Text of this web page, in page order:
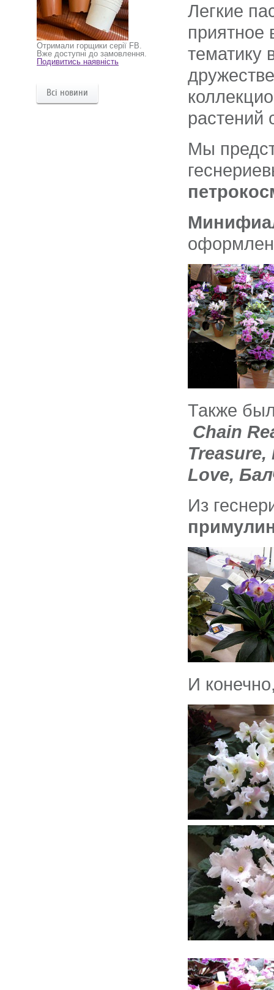
Отримали горщики серії FB.
Вже доступні до замовлення.
Подивитись наявність
Всі новини
Легкие
приятное
тематику
растений
Мы
Также
Chain
Treasure,
Love,
Из
И